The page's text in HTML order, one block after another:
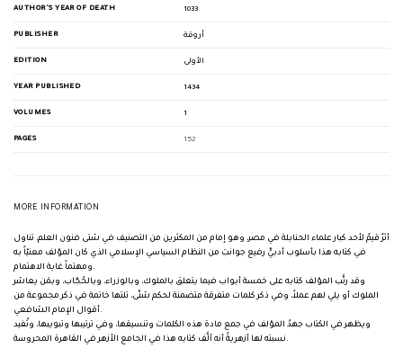
AUTHOR'S YEAR OF DEATH 1033
PUBLISHER أروقة
EDITION الأولى
YEAR PUBLISHED 1434
VOLUMES 1
PAGES 152
MORE INFORMATION
أثرٌ قيمٌ لأحد كبار علماء الحنابلة في مصر، وهو إمام من المكثرين من التصنيف في شتى فنون العلم، تناول
في كتابه هذا بأسلوب أدبيٍّ رفيع جوانبَ من النظام السياسي الإسلامي الذي كان المؤلف معنيّاً به
ومهتماً غاية الاهتمام.
وقد رتَّب المؤلف كتابه على خمسة أبواب فيما يتعلق بالملوك، وبالوزراء، وبالحُجّاب، وبمَن يعاشر
الملوك أو يلي لهم عملاً، وفي ذكر كلمات متفرقة متضمنة لحكم شتّى، تلتها خاتمة في ذكر مجموعة من
أقوال الإمام الشافعي.
ويظهر في الكتاب جهدُ المؤلف في جمع مادة هذه الكلمات وتنسيقها، وفي ترتيبها وتبويبها، وتُفيد
نسبته لها أزهريةً أنه ألَّف كتابه هذا في الجامع الأزهر في القاهرة المحروسة.